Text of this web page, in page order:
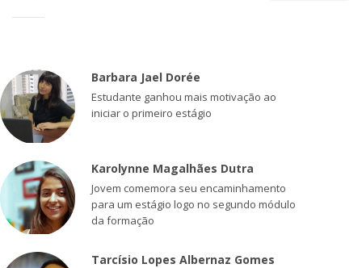
Barbara Jael Dorée
Estudante ganhou mais motivação ao
iniciar o primeiro estágio
Karolynne Magalhães Dutra
Jovem comemora seu encaminhamento
para um estágio logo no segundo módulo
da formação
Tarcísio Lopes Albernaz Gomes